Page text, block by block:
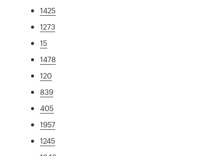
1425
1273
15
1478
120
839
405
1957
1245